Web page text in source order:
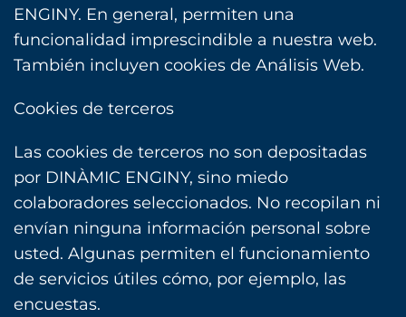
ENGINY. En general, permiten una
funcionalidad imprescindible a nuestra web.
También incluyen cookies de Análisis Web.
Cookies de terceros
Las cookies de terceros no son depositadas
por DINÀMIC ENGINY, sino miedo
colaboradores seleccionados. No recopilan ni
envían ninguna información personal sobre
usted. Algunas permiten el funcionamiento
de servicios útiles cómo, por ejemplo, las
encuestas.